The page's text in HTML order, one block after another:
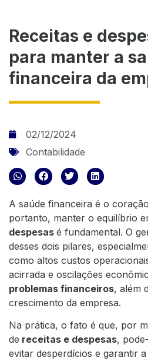
Receitas e
para manter a
financeira da
02/12/2024
Contabilidade
A saúde financeira é o
portanto, manter o equilíbrio
despesas é fundamental. O
desses dois pilares,
como altos custos
acirrada e oscilações
problemas financeiros, além
crescimento da empresa.
Na prática, o fato é que, por
de receitas e despesas,
evitar desperdícios e garantir